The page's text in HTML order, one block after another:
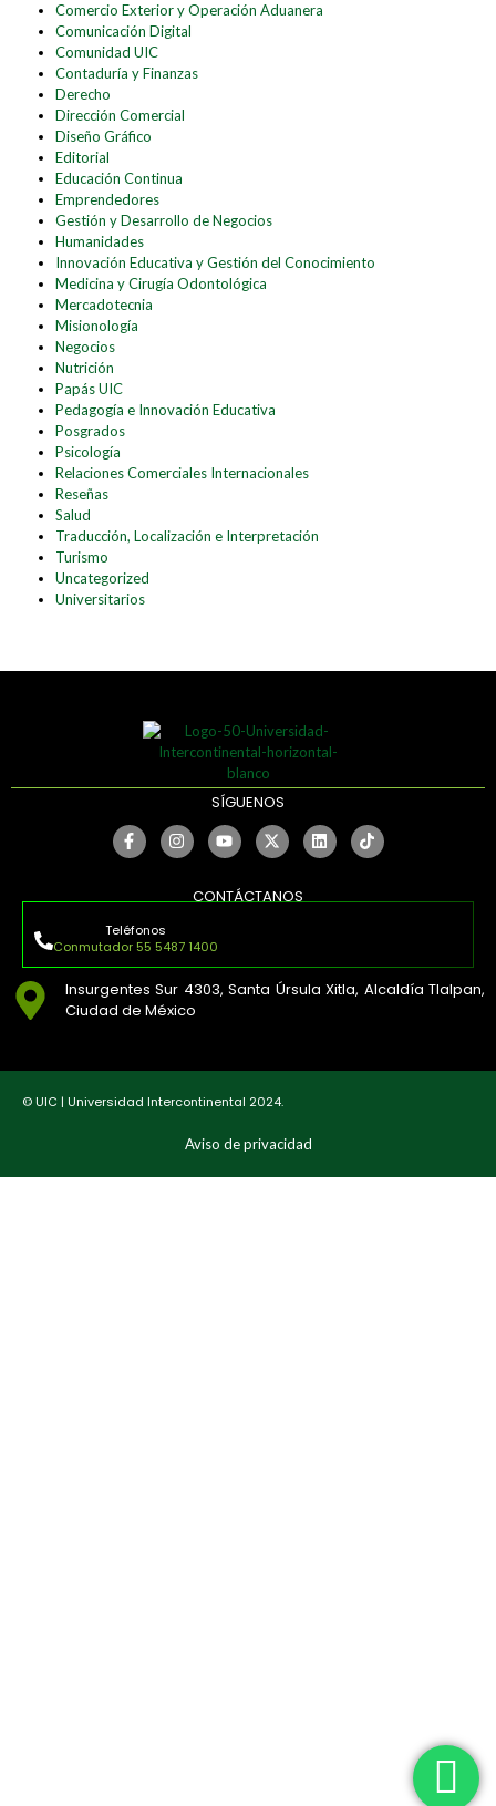
Comercio Exterior y Operación Aduanera
Comunicación Digital
Comunidad UIC
Contaduría y Finanzas
Derecho
Dirección Comercial
Diseño Gráfico
Editorial
Educación Continua
Emprendedores
Gestión y Desarrollo de Negocios
Humanidades
Innovación Educativa y Gestión del Conocimiento
Medicina y Cirugía Odontológica
Mercadotecnia
Misionología
Negocios
Nutrición
Papás UIC
Pedagogía e Innovación Educativa
Posgrados
Psicología
Relaciones Comerciales Internacionales
Reseñas
Salud
Traducción, Localización e Interpretación
Turismo
Uncategorized
Universitarios
SÍGUENOS
CONTÁCTANOS
Teléfonos
Conmutador 55 5487 1400
Insurgentes Sur 4303, Santa Úrsula Xitla, Alcaldía Tlalpan,
Ciudad de México
© UIC | Universidad Intercontinental 2024.
Aviso de privacidad